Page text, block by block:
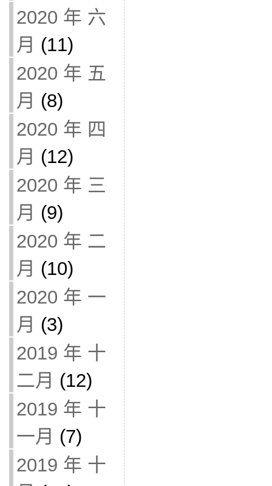
2020 年 六
月 (11)
2020 年 五
月 (8)
2020 年 四
月 (12)
2020 年 三
月 (9)
2020 年 二
月 (10)
2020 年 一
月 (3)
2019 年 十
二月 (12)
2019 年 十
一月 (7)
2019 年 十